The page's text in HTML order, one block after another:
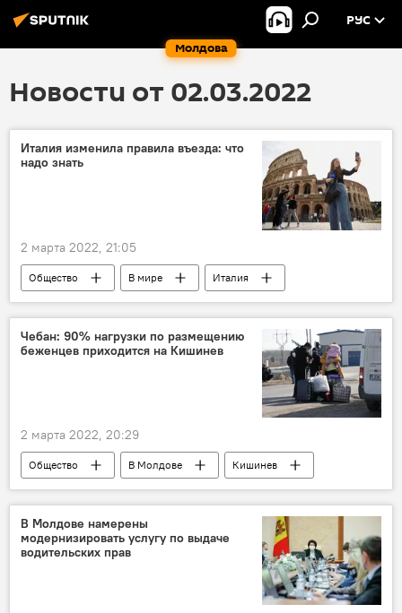
Молдова
РУС
Новости от 02.03.2022
Италия изменила правила въезда: что
надо знать
2 марта 2022, 21:05
Общество В мире Италия
Чебан: 90% нагрузки по размещению
беженцев приходится на Кишинев
2 марта 2022, 20:29
Общество В Молдове
Кишинев
беженцы
размещение
В Молдове намерены
модернизировать услугу по выдаче
водительских прав